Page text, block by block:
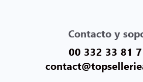
Contacto y
00 332 33 81